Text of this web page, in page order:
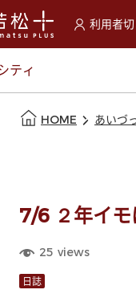
利用者
選択する
ティ
HOME あいづ
7/6 ２年イモ
25 views
日誌